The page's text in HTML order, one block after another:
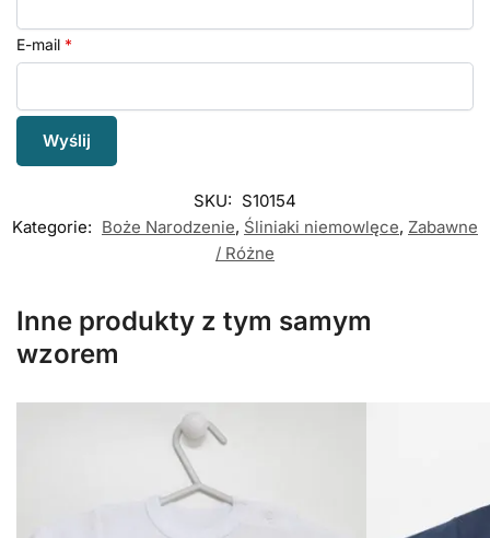
E-mail *
SKU: S10154
Kategorie: Boże Narodzenie, Śliniaki niemowlęce, Zabawne
/ Różne
Inne produkty z tym samym
wzorem